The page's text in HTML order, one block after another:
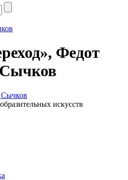
Федот
Сычков
искусств